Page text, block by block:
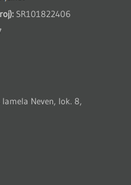
SR101822406
Neven, lok. 8,